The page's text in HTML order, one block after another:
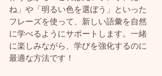
ね」や「明るい色を選ぼう」といった
フレーズを使って、新しい語彙を自然
に学べるようにサポートします。一緒
に楽しみながら、学びを強化するのに
最適な方法です！